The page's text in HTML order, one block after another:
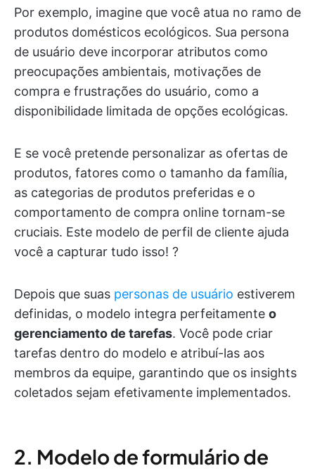
Por exemplo, imagine que você atua no ramo de
produtos domésticos ecológicos. Sua persona
de usuário deve incorporar atributos como
preocupações ambientais, motivações de
compra e frustrações do usuário, como a
disponibilidade limitada de opções ecológicas.
E se você pretende personalizar as ofertas de
produtos, fatores como o tamanho da família,
as categorias de produtos preferidas e o
comportamento de compra online tornam-se
cruciais. Este modelo de perfil de cliente ajuda
você a capturar tudo isso! ?
Depois que suas personas de usuário estiverem
definidas, o modelo integra perfeitamente o
gerenciamento de tarefas. Você pode criar
tarefas dentro do modelo e atribuí-las aos
membros da equipe, garantindo que os insights
coletados sejam efetivamente implementados.
2. Modelo de formulário de